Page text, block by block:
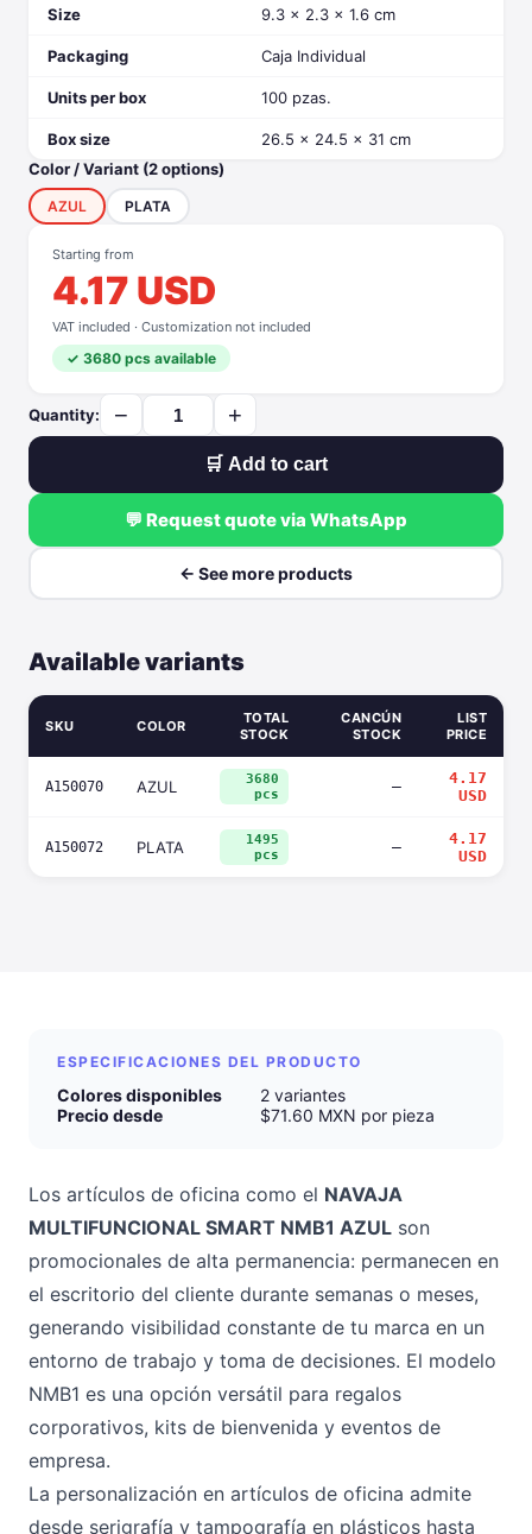
Size 9.3 x 2.3 x 1.6 cm
Packaging Caja Individual
Units per box 100 pzas.
Box size
26.5 x 24.5 x 31 cm
Color / Variant (2 options)
AZUL PLATA
Starting from
4.17 USD
VAT included · Customization not included
✓ 3680 pcs available
Quantity: − +
🛒 Add to cart
💬 Request quote via WhatsApp
← See more products
Available variants
SKU COLOR
TOTAL
STOCK
CANCÚN
STOCK
LIST
PRICE
A150070 AZUL
3680
pcs
—
4.17
USD
A150072 PLATA
1495
pcs
—
4.17
USD
ESPECIFICACIONES DEL PRODUCTO
Colores disponibles
2 variantes
Precio desde
$71.60 MXN por pieza
Los artículos de oficina como el NAVAJA
MULTIFUNCIONAL SMART NMB1 AZUL son
promocionales de alta permanencia: permanecen en
el escritorio del cliente durante semanas o meses,
generando visibilidad constante de tu marca en un
entorno de trabajo y toma de decisiones. El modelo
NMB1 es una opción versátil para regalos
corporativos, kits de bienvenida y eventos de
empresa.
La personalización en artículos de oficina admite
desde serigrafía y tampografía en plásticos hasta